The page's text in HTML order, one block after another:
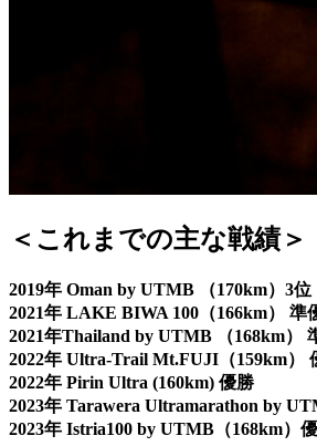
＜これまでの主な戦績＞
2019年 Oman by UTMB （170km）3位
2021年 LAKE BIWA 100（166km） 準
2021年Thailand by UTMB （168km）
2022年 Ultra-Trail Mt.FUJI（159km）
2022年 Pirin Ultra (160km) 優勝
2023年 Tarawera Ultramarathon by
2023年 Istria100 by UTMB（168km）